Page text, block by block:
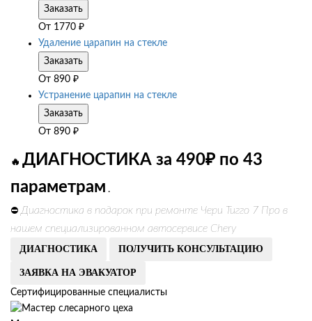
Заказать
От 1770 ₽
Удаление царапин на стекле
Заказать
От 890 ₽
Устранение царапин на стекле
Заказать
От 890 ₽
🔥 ДИАГНОСТИКА за 490₽ по 43
параметрам .
⛔ Диагностика в подарок при ремонте Чери Тигго 7 Про в
нашем специализированном автосервисе Chery
ДИАГНОСТИКА ПОЛУЧИТЬ КОНСУЛЬТАЦИЮ
ЗАЯВКА НА ЭВАКУАТОР
Сертифицированные специалисты